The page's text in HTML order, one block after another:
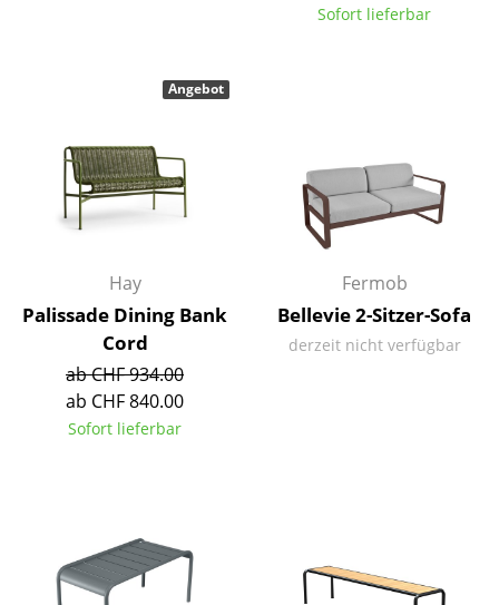
... alle Accessoires
Räume
Zuhause
Wohnzimmer
Esszimmer
Schlafzimmer
Kinderzimmer
Arbeitszimmer
Stauraum
Balkon & Garten
Sofort lieferbar
Hay
Palissade Dining Bank
Cord
ab CHF 934.00
ab CHF 840.00
Sofort lieferbar
Angebot
Fermob
Bellevie 2-Sitzer-Sofa
derzeit nicht verfügbar